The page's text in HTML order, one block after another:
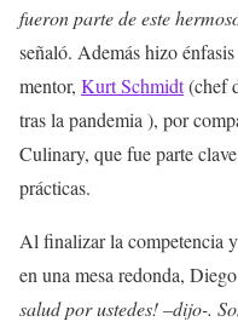
fueron parte de este
señaló. Además hizo
mentor, Kurt Schmidt(chef
tras la pandemia ), por
Culinary, que fue parte
prácticas.
Al finalizar la competencia
en una mesa redonda,
salud por ustedes! –dijo-.